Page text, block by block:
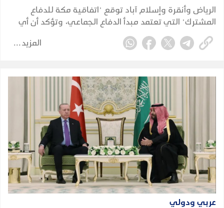
الإقليمية
الرياض وأنقرة وإسلام آباد توقع "اتفاقية مكة للدفاع
المشترك" التي تعتمد مبدأ الدفاع الجماعي، وتؤكد أن أي
هجوم على إحدى الدول الثلاث يُعد هجومًا على الجميع،
مع تأكيد أن الاتفاقية دفاعية ولا تستهدف أي طرف.المزيد
عربي ودولي